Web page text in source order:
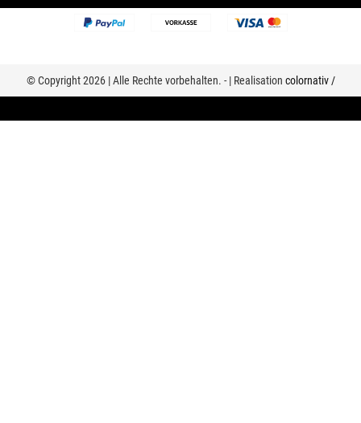
© Copyright 2026 | Alle Rechte vorbehalten. - | Realisation colornativ /